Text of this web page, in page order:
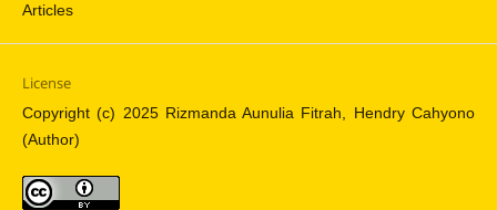
Articles
License
Copyright (c) 2025 Rizmanda Aunulia Fitrah, Hendry Cahyono
(Author)